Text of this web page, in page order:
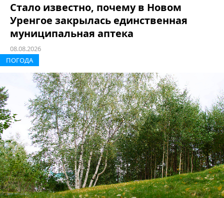
Стало известно, почему в Новом
Уренгое закрылась единственная
муниципальная аптека
08.08.2026
ПОГОДА